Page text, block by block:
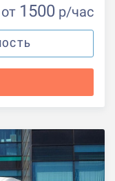
от 1500 р/час